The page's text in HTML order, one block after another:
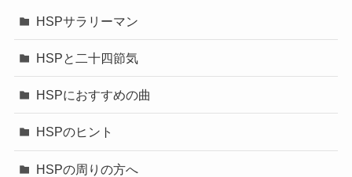
HSPサラリーマン
HSPと二十四節気
HSPにおすすめの曲
HSPのヒント
HSPの周りの方へ